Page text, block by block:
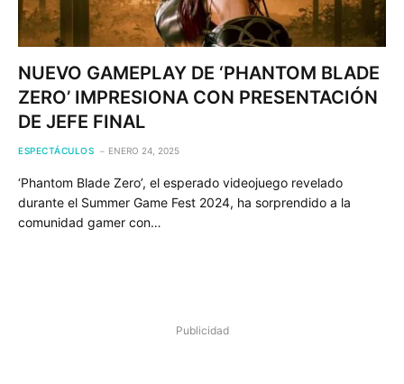
NUEVO GAMEPLAY DE ‘PHANTOM BLADE
ZERO’ IMPRESIONA CON PRESENTACIÓN
DE JEFE FINAL
ESPECTÁCULOS ENERO 24, 2025
‘Phantom Blade Zero’, el esperado videojuego revelado
durante el Summer Game Fest 2024, ha sorprendido a la
comunidad gamer con…
Publicidad